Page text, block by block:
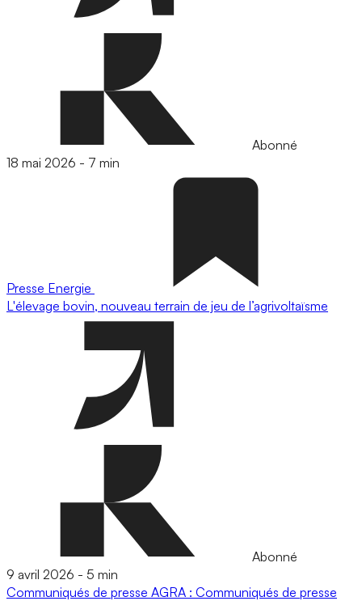
Abonné
18 mai 2026 - 7 min
Presse Energie
L'élevage bovin, nouveau terrain de jeu de l’agrivoltaïsme
Abonné
9 avril 2026 - 5 min
Communiqués de presse AGRA : Communiqués de presse